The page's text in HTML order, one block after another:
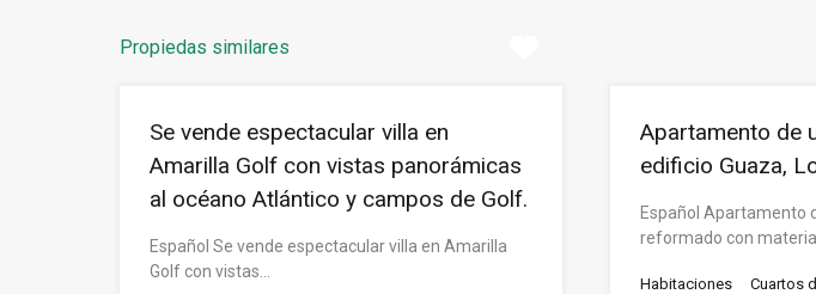
Propiedas similares
Se vende espectacular villa en
Amarilla Golf con vistas panorámicas
al océano Atlántico y campos de Golf.
Español Se vende espectacular villa en Amarilla
Golf con vistas…
Apartamento de
edificio Guaza,
Español Apartamento
reformado con
Habitaciones
Cuartos